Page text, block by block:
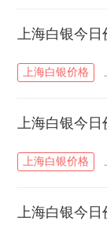
上海白银今日
上海白银价格
上海白银今日
上海白银价格
上海白银今日